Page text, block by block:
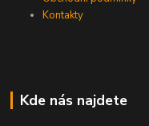
Kontakty
Kde nás najdete